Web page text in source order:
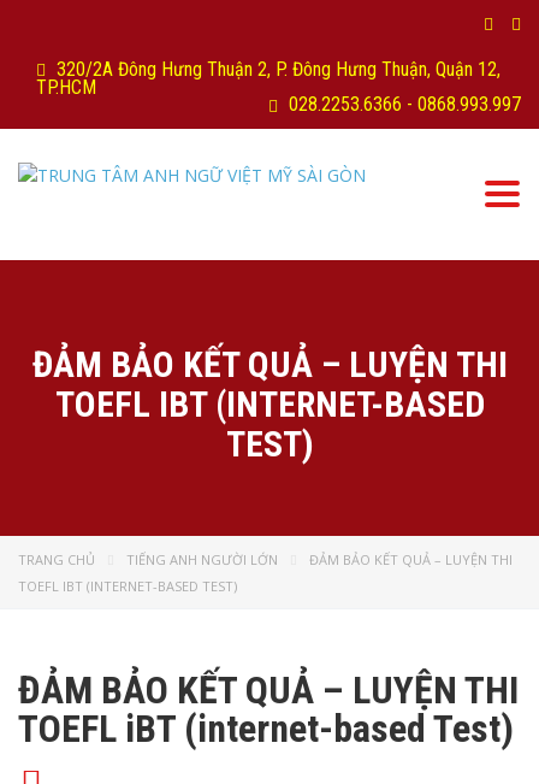
320/2A Đông Hưng Thuận 2, P. Đông Hưng Thuận, Quận 12,
TP.HCM
028.2253.6366 - 0868.993.997
ĐẢM BẢO KẾT QUẢ – LUYỆN THI
TOEFL IBT (INTERNET-BASED
TEST)
TRANG CHỦ TIẾNG ANH NGƯỜI LỚN
ĐẢM BẢO KẾT QUẢ – LUYỆN THI
TOEFL IBT (INTERNET-BASED TEST)
ĐẢM BẢO KẾT QUẢ – LUYỆN THI
TOEFL iBT (internet-based Test)